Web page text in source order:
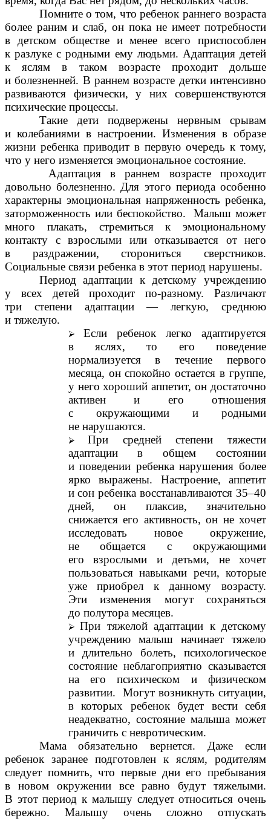
Помните о том, что ребенок раннего возраста
более раним и слаб, он пока не имеет потребности
в детском обществе и менее всего приспособлен
к разлуке с родными ему людьми. Адаптация детей
к яслям в таком возрасте проходит дольше
и болезненней. В раннем возрасте детки интенсивно
развиваются физически, у них совершенствуются
психические процессы.
Такие дети подвержены нервным срывам
и колебаниями в настроении. Изменения в образе
жизни ребенка приводит в первую очередь к тому,
что у него изменяется эмоциональное состояние.
Адаптация в раннем возрасте проходит
довольно болезненно. Для этого периода особенно
характерны эмоциональная напряженность ребенка,
заторможенность или беспокойство. Малыш может
много плакать, стремиться к эмоциональному
контакту с взрослыми или отказывается от него
в раздражении, сторониться сверстников.
Социальные связи ребенка в этот период нарушены.
Период адаптации к детскому учреждению
у всех детей проходит по-разному. Различают
три степени адаптации — легкую, среднюю
и тяжелую.
Если ребенок легко адаптируется
в яслях, то его поведение
нормализуется в течение первого
месяца, он спокойно остается в группе,
у него хороший аппетит, он достаточно
активен и его отношения
с окружающими и родными
не нарушаются.
При средней степени тяжести
адаптации в общем состоянии
и поведении ребенка нарушения более
ярко выражены. Настроение, аппетит
и сон ребенка восстанавливаются 35–40
дней, он плаксив, значительно
снижается его активность, он не хочет
исследовать новое окружение,
не общается с окружающими
его взрослыми и детьми, не хочет
пользоваться навыками речи, которые
уже приобрел к данному возрасту.
Эти изменения могут сохраняться
до полутора месяцев.
При тяжелой адаптации к детскому
учреждению малыш начинает тяжело
и длительно болеть, психологическое
состояние неблагоприятно сказывается
на его психическом и физическом
развитии. Могут возникнуть ситуации,
в которых ребенок будет вести себя
неадекватно, состояние малыша может
граничить с невротическим.
Мама обязательно вернется. Даже если
ребенок заранее подготовлен к яслям, родителям
следует помнить, что первые дни его пребывания
в новом окружении все равно будут тяжелыми.
В этот период к малышу следует относиться очень
бережно. Малышу очень сложно отпускать